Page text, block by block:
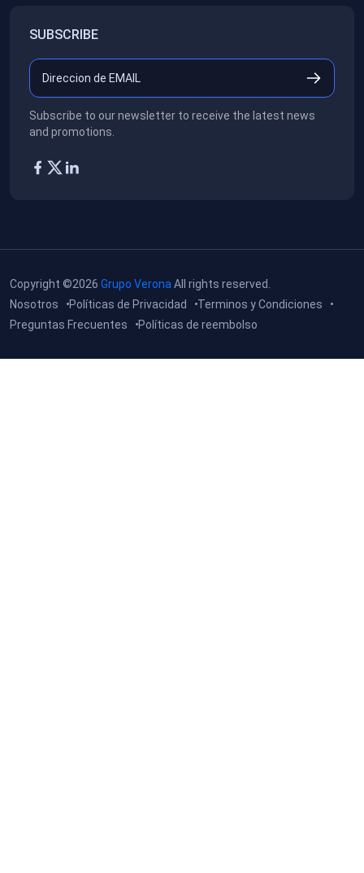
SUBSCRIBE
Subscribe to our newsletter to receive the latest news
and promotions.
Copyright ©2026 Grupo Verona All rights reserved.
Nosotros
Políticas de Privacidad
Terminos y Condiciones
Preguntas Frecuentes
Políticas de reembolso